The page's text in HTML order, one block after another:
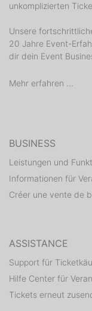
unkomplizierten
Unsere
20 Jahre Event-
dir dein Event
Mehr erfahren ...
BUSINESS
Leistungen und
Informationen für
Créer une vente de
ASSISTANCE
Support für
Hilfe Center für
Tickets erneut